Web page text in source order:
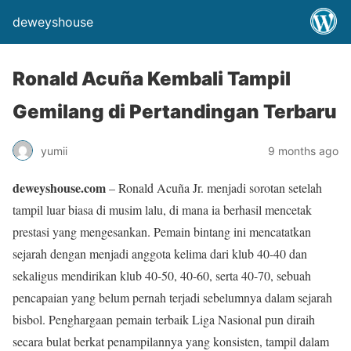
deweyshouse
Ronald Acuña Kembali Tampil
Gemilang di Pertandingan Terbaru
yumii 9 months ago
deweyshouse.com– Ronald Acuña Jr. menjadi sorotan setelah
tampil luar biasa di musim lalu, di mana ia berhasil mencetak
prestasi yang mengesankan. Pemain bintang ini mencatatkan
sejarah dengan menjadi anggota kelima dari klub 40-40 dan
sekaligus mendirikan klub 40-50, 40-60, serta 40-70, sebuah
pencapaian yang belum pernah terjadi sebelumnya dalam sejarah
bisbol. Penghargaan pemain terbaik Liga Nasional pun diraih
secara bulat berkat penampilannya yang konsisten, tampil dalam